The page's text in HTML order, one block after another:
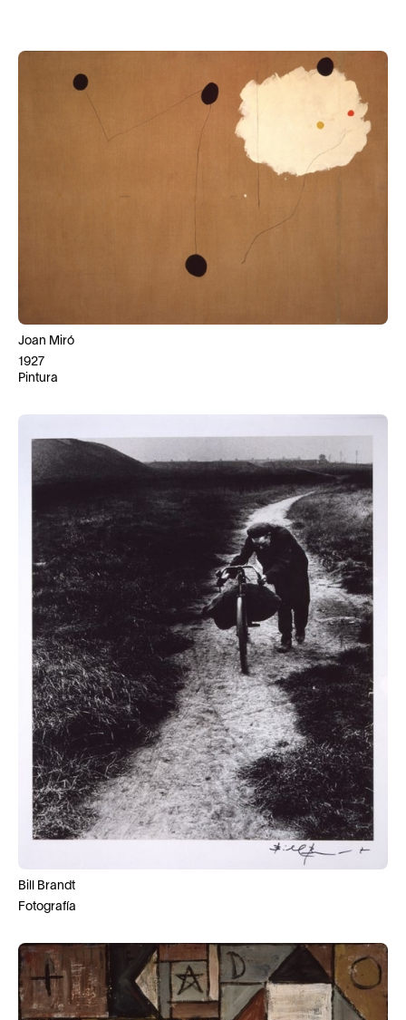
Joan Miró
1927
Pintura
Bill Brandt
Fotografía